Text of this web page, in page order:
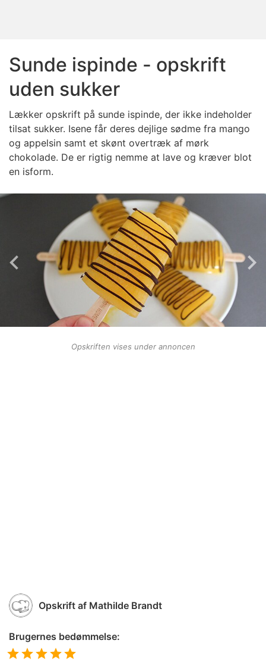
Sunde ispinde - opskrift
uden sukker
Lækker opskrift på sunde ispinde, der ikke indeholder
tilsat sukker. Isene får deres dejlige sødme fra mango
og appelsin samt et skønt overtræk af mørk
chokolade. De er rigtig nemme at lave og kræver blot
en isform.
Opskriften vises under annoncen
Opskrift af Mathilde Brandt
Brugernes bedømmelse: